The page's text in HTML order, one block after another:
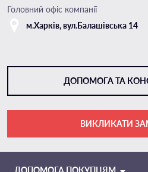
Головний офіс компанії
м.Харкiв, вул.Балашівська 14
ДОПОМОГА ТА
TELEGRAM
ВИКЛИКАТИ
ДОПОМОГА ПОКУПЦЯМ